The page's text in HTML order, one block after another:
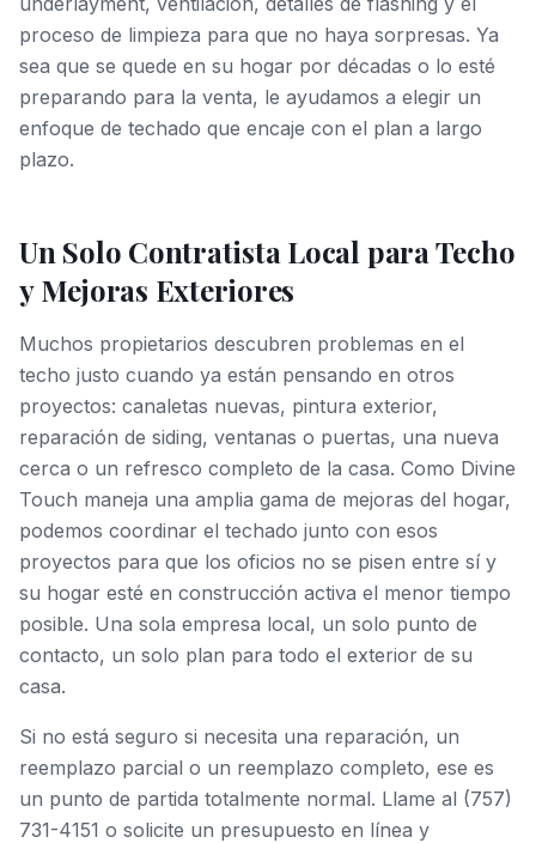
proceso de limpieza para que no haya sorpresas. Ya
sea que se quede en su hogar por décadas o lo esté
preparando para la venta, le ayudamos a elegir un
enfoque de techado que encaje con el plan a largo
plazo.
Un Solo Contratista Local para Techo
y Mejoras Exteriores
Muchos propietarios descubren problemas en el
techo justo cuando ya están pensando en otros
proyectos: canaletas nuevas, pintura exterior,
reparación de siding, ventanas o puertas, una nueva
cerca o un refresco completo de la casa. Como Divine
Touch maneja una amplia gama de mejoras del hogar,
podemos coordinar el techado junto con esos
proyectos para que los oficios no se pisen entre sí y
su hogar esté en construcción activa el menor tiempo
posible. Una sola empresa local, un solo punto de
contacto, un solo plan para todo el exterior de su
casa.
Si no está seguro si necesita una reparación, un
reemplazo parcial o un reemplazo completo, ese es
un punto de partida totalmente normal. Llame al (757)
731-4151 o solicite un presupuesto en línea y